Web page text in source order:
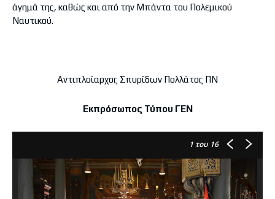
άγημά της, καθώς και από την Μπάντα του Πολεμικού
Ναυτικού.
Αντιπλοίαρχος Σπυρίδων Πολλάτος ΠΝ
Εκπρόσωπος Τύπου ΓΕΝ
1 του 16